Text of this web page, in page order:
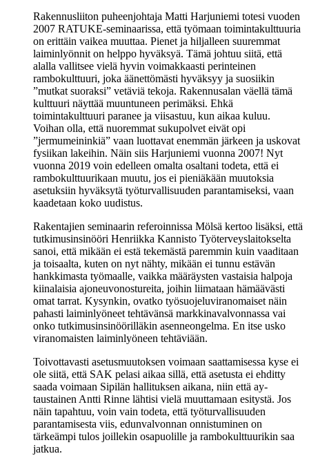
Rakennusliiton puheenjohtaja Matti Harjuniemi totesi vuoden
2007 RATUKE-seminaarissa, että työmaan toimintakulttuuria
on erittäin vaikea muuttaa. Pienet ja hiljalleen suuremmat
laiminlyönnit on helppo hyväksyä. Tämä johtuu siitä, että
alalla vallitsee vielä hyvin voimakkaasti perinteinen
rambokulttuuri, joka äänettömästi hyväksyy ja suosiikin
”mutkat suoraksi” vetäviä tekoja. Rakennusalan väellä tämä
kulttuuri näyttää muuntuneen perimäksi. Ehkä
toimintakulttuuri paranee ja viisastuu, kun aikaa kuluu.
Voihan olla, että nuoremmat sukupolvet eivät opi
”jermumeininkiä” vaan luottavat enemmän järkeen ja uskovat
fysiikan lakeihin. Näin siis Harjuniemi vuonna 2007! Nyt
vuonna 2019 voin edelleen omalta osaltani todeta, että ei
rambokulttuurikaan muutu, jos ei pieniäkään muutoksia
asetuksiin hyväksytä työturvallisuuden parantamiseksi, vaan
kaadetaan koko uudistus.
Rakentajien seminaarin referoinnissa Mölsä kertoo lisäksi, että
tutkimusinsinööri Henriikka Kannisto Työterveyslaitokselta
sanoi, että mikään ei estä tekemästä paremmin kuin vaaditaan
ja toisaalta, kuten on nyt nähty, mikään ei tunnu estävän
hankkimasta työmaalle, vaikka määräysten vastaisia halpoja
kiinalaisia ajoneuvonostureita, joihin liimataan hämäävästi
omat tarrat. Kysynkin, ovatko työsuojeluviranomaiset näin
pahasti laiminlyöneet tehtävänsä markkinavalvonnassa vai
onko tutkimusinsinöörilläkin asenneongelma. En itse usko
viranomaisten laiminlyöneen tehtäviään.
Toivottavasti asetusmuutoksen voimaan saattamisessa kyse ei
ole siitä, että SAK pelasi aikaa sillä, että asetusta ei ehditty
saada voimaan Sipilän hallituksen aikana, niin että ay-
taustainen Antti Rinne lähtisi vielä muuttamaan esitystä. Jos
näin tapahtuu, voin vain todeta, että työturvallisuuden
parantamisesta viis, edunvalvonnan onnistuminen on
tärkeämpi tulos joillekin osapuolille ja rambokulttuurikin saa
jatkua.